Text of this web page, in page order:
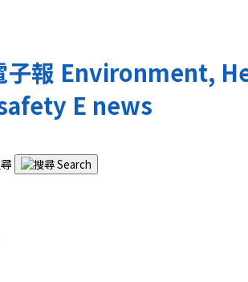
子報 Environment,
E news